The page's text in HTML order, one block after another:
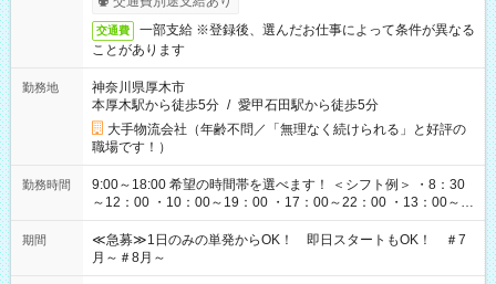
交通費
一部支給 ※登録後、選んだお仕事によって条件が異なる
ことがあります
勤務地
神奈川県厚木市
本厚木駅から徒歩5分 / 愛甲石田駅から徒歩5分
大手物流会社（年齢不問／「無理なく続けられる」と好評の
職場です！）
勤務時間
9:00～18:00 希望の時間帯を選べます！ ＜シフト例＞ ・8：30
～12：00 ・10：00～19：00 ・17：00～22：00 ・13：00～
22：00 ・22：00～翌6：00 など
期間
≪急募≫1日のみの単発からOK！ 即日スタートもOK！ ＃7
月～＃8月～